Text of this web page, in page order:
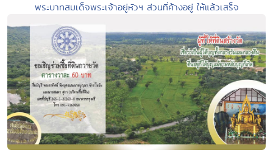
พระบาทสมเด็จพระเจ้าอยู่หัวฯ ส่วนที่ค้างอยู่ ให้แล้วเสร็จ